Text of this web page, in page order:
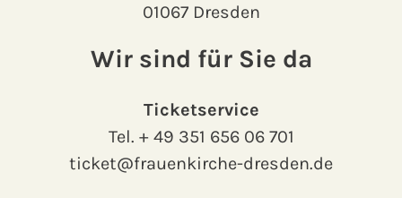
01067 Dresden
Wir sind für Sie da
Ticketservice
Tel. + 49 351 656 06 701
ticket@frauenkirche-dresden.de